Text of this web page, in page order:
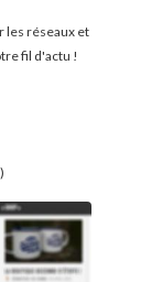
les réseaux et
fil d'actu !